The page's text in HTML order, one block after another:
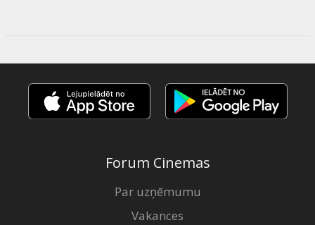
Forum Cinemas
Par uzņēmumu
Vakances